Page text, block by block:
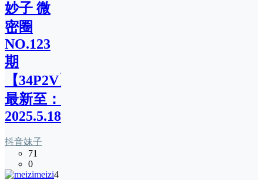
妙子 微
密圈
NO.123
期
【34P2V】
最新至：
2025.5.18
抖音妹子
71
0
meizi4